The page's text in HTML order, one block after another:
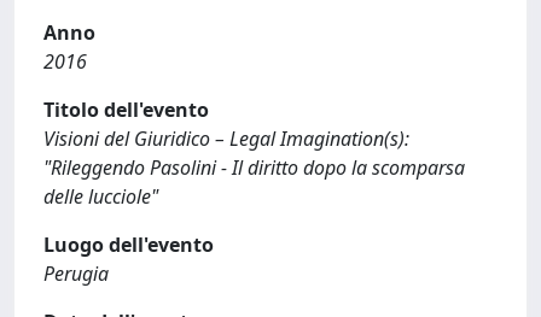
Anno
2016
Titolo dell'evento
Visioni del Giuridico – Legal Imagination(s):
"Rileggendo Pasolini - Il diritto dopo la scomparsa
delle lucciole"
Luogo dell'evento
Perugia